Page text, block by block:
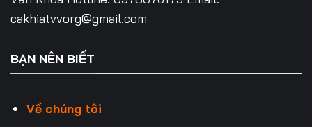
cakhiatvvorg@gmail.com
BẠN NÊN BIẾT
Về chúng tôi